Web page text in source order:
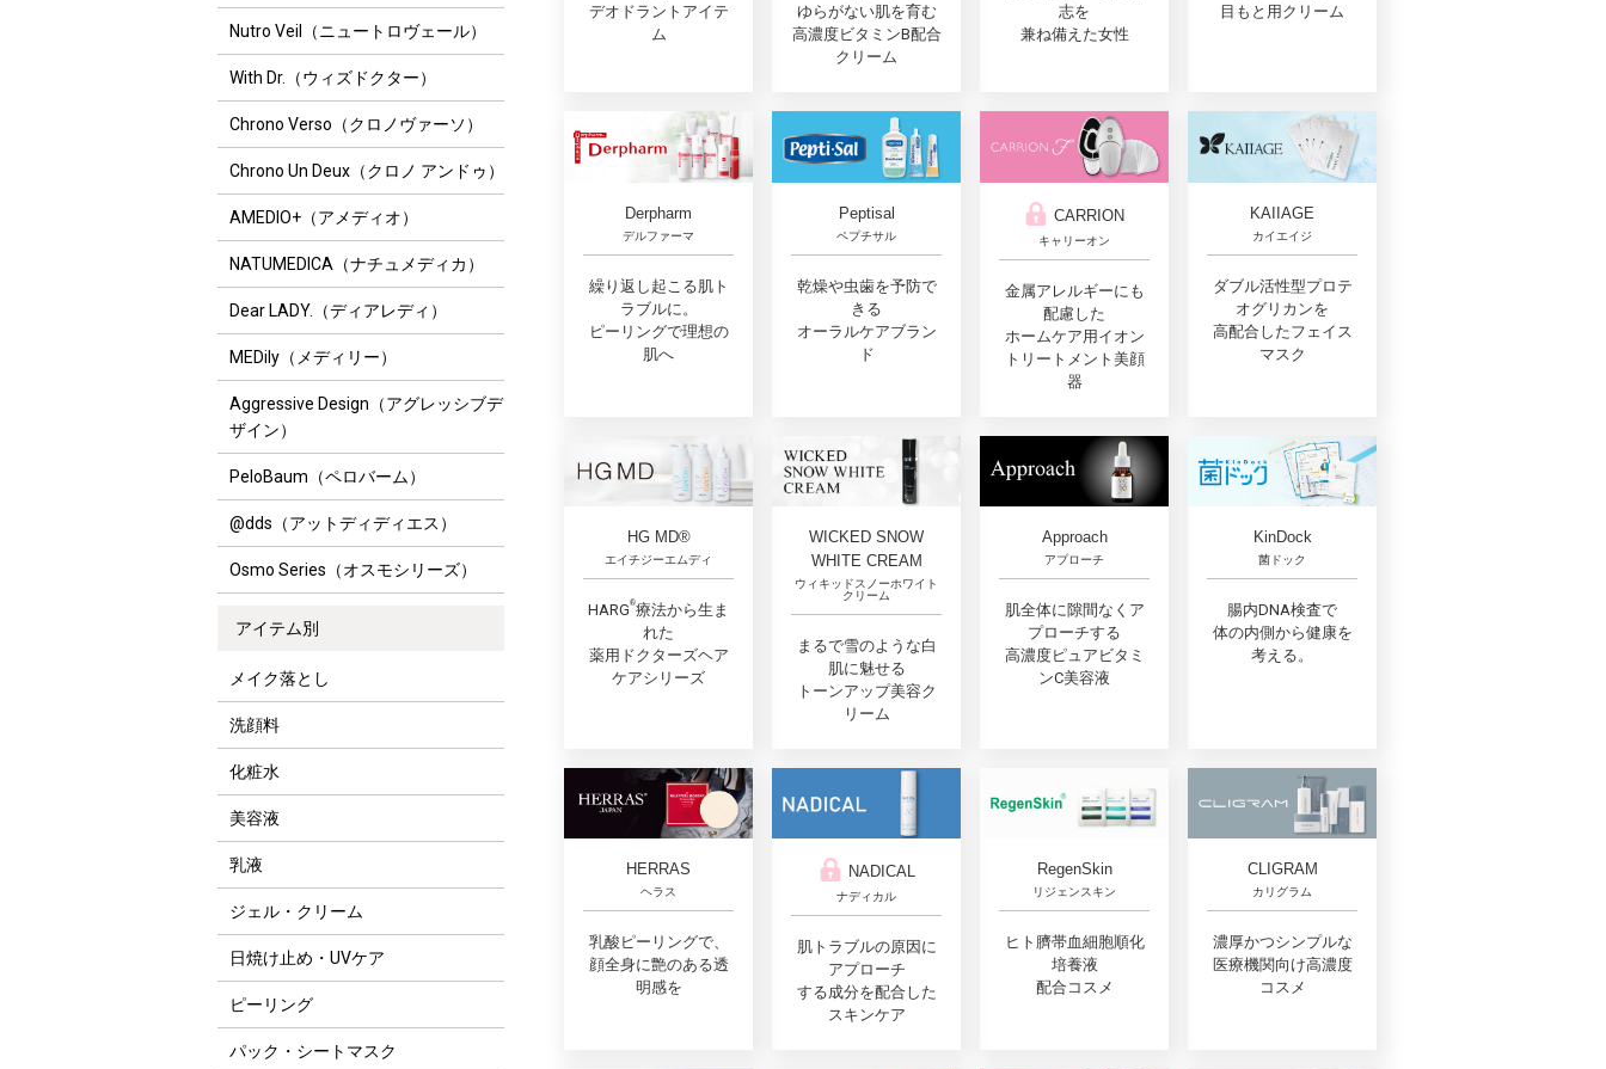
Nutro Veil（ニュートロヴェール）
With Dr.（ウィズドクター）
Chrono Verso（クロノヴァーソ）
Chrono Un Deux（クロノ アンドゥ）
AMEDIO+（アメディオ）
NATUMEDICA（ナチュメディカ）
Dear LADY.（ディアレディ）
MEDily（メディリー）
Aggressive Design（アグレッシブデ
ザイン）
PeloBaum（ペロバーム）
@dds（アットディディエス）
Osmo Series（オスモシリーズ）
アイテム別
メイク落とし
洗顔料
化粧水
美容液
乳液
ジェル・クリーム
日焼け止め・UVケア
ピーリング
パック・シートマスク
デオドラントアイテ
ム
ゆらがない肌を育む
高濃度ビタミンB配合
クリーム
志を
兼ね備えた女性
目もと用クリーム
Derpharm
デルファーマ
繰り返し起こる肌ト
ラブルに。
ピーリングで理想の
肌へ
Peptisal
ペプチサル
乾燥や虫歯を予防で
きる
オーラルケアブラン
ド
CARRION
キャリーオン
金属アレルギーにも
配慮した
ホームケア用イオン
トリートメント美顔
器
KAIIAGE
カイエイジ
ダブル活性型プロテ
オグリカンを
高配合したフェイス
マスク
HG MD®
エイチジーエムディ
HARG®︎療法から生ま
れた
薬用ドクターズヘア
ケアシリーズ
WICKED SNOW
WHITE CREAM
ウィキッドスノーホワイト
クリーム
まるで雪のような白
肌に魅せる
トーンアップ美容ク
リーム
Approach
アプローチ
肌全体に隙間なくア
プローチする
高濃度ピュアビタミ
ンC美容液
KinDock
菌ドック
腸内DNA検査で
体の内側から健康を
考える。
HERRAS
ヘラス
乳酸ピーリングで、
顔全身に艶のある透
明感を
NADICAL
ナディカル
肌トラブルの原因に
アプローチ
する成分を配合した
スキンケア
RegenSkin
リジェンスキン
ヒト臍帯血細胞順化
培養液
配合コスメ
CLIGRAM
カリグラム
濃厚かつシンプルな
医療機関向け高濃度
コスメ